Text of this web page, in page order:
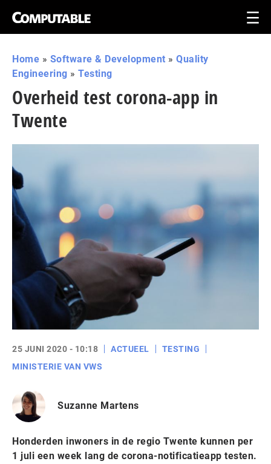
Home » Software & Development » Quality
Engineering » Testing
Overheid test corona-app in
Twente
25 JUNI 2020 - 10:18 ACTUEEL
TESTING
MINISTERIE VAN VWS
Suzanne Martens
Honderden inwoners in de regio Twente kunnen per
1 juli een week lang de corona-notificatieapp testen.